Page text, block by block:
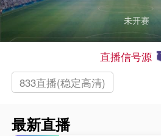
未开赛
直播信号源
833直播(稳定高清)
最新直播